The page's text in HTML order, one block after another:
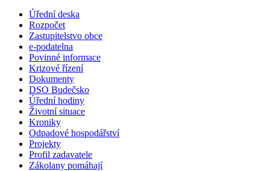
Úřední deska
Rozpočet
Zastupitelstvo obce
e-podatelna
Povinné informace
Krizové řízení
Dokumenty
DSO Budečsko
Úřední hodiny
Životní situace
Kroniky
Odpadové hospodářství
Projekty
Profil zadavatele
Zákolany pomáhají